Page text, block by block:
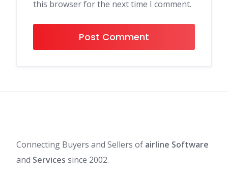
this browser for the next time I comment.
Connecting Buyers and Sellers of airline Software
and Services since 2002.